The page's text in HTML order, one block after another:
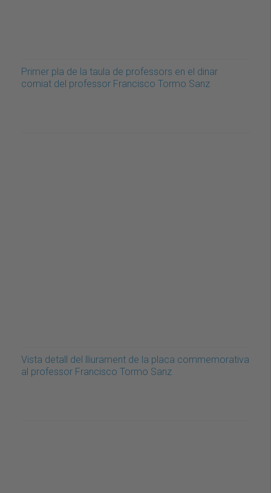
Primer pla de la taula de professors en el dinar
comiat del professor Francisco Tormo Sanz
Vista detall del lliurament de la placa commemorativa
al professor Francisco Tormo Sanz